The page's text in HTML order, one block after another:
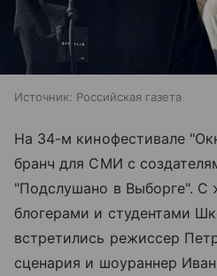
Источник: Российская газета
На 34-м кинофестивале
бранч для СМИ с
"Подслушано в Выборге". С
блогерами и студентами
встретились режиссер
сценария и шоураннер